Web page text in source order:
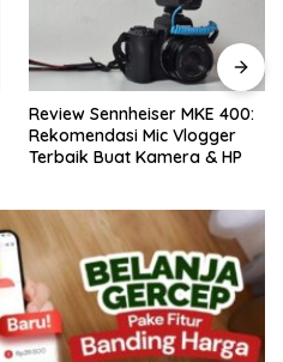
Review Sennheiser MKE 400:
Rekomendasi Mic Vlogger
Terbaik Buat Kamera & HP